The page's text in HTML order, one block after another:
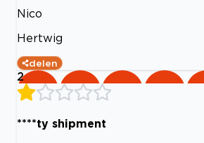
Nico
Hertwig
delen
2
****ty shipment